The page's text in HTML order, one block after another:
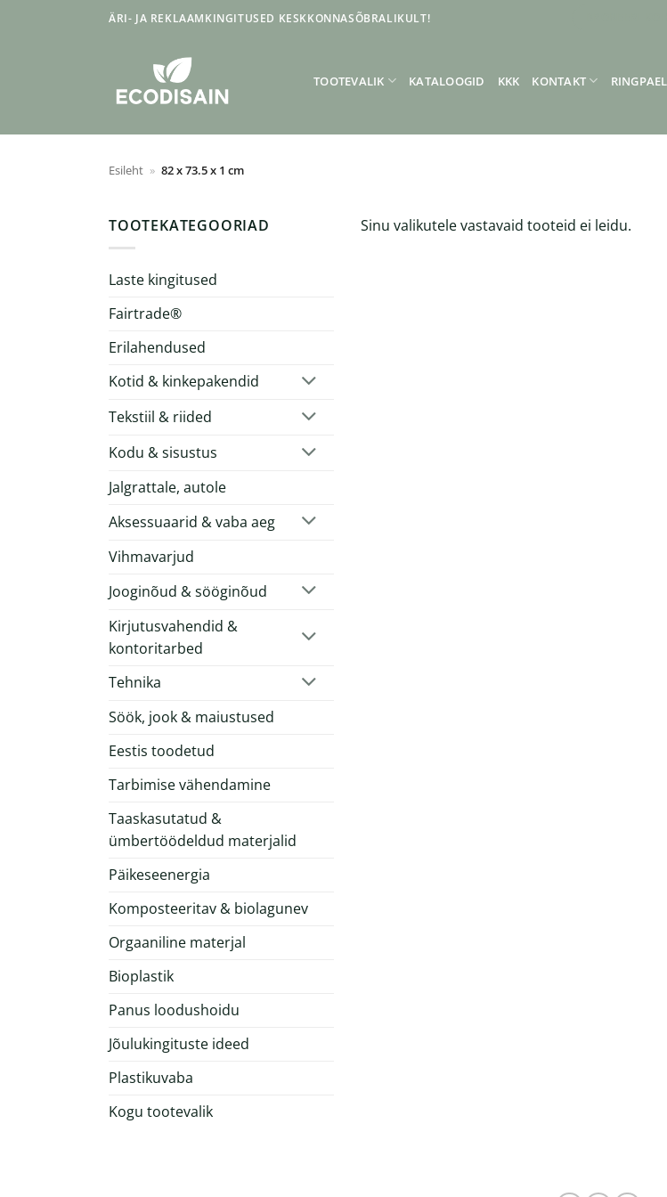
ÄRI- JA REKLAAMKINGITUSED KESKKONNASÕBRALIKULT!
TOOTEVALIK KATALOOGID KKK KONTAKT RINGPAEL
Esileht » 82 x 73.5 x 1 cm
TOOTEKATEGOORIAD
Laste kingitused
Fairtrade®
Erilahendused
Kotid & kinkepakendid
Tekstiil & riided
Kodu & sisustus
Jalgrattale, autole
Aksessuaarid & vaba aeg
Vihmavarjud
Jooginõud & sööginõud
Kirjutusvahendid &
kontoritarbed
Tehnika
Söök, jook & maiustused
Eestis toodetud
Tarbimise vähendamine
Taaskasutatud &
ümbertöödeldud materjalid
Päikeseenergia
Komposteeritav & biolagunev
Orgaaniline materjal
Bioplastik
Panus loodushoidu
Jõulukingituste ideed
Plastikuvaba
Kogu tootevalik
Sinu valikutele vastavaid tooteid ei leidu.